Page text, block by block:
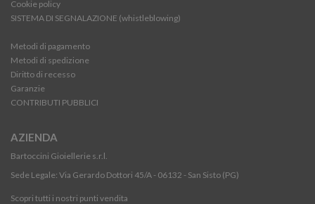
Cookie policy
SISTEMA DI SEGNALAZIONE (whistleblowing)
Metodi di pagamento
Metodi di spedizione
Diritto di recesso
Garanzie
CONTRIBUTI PUBBLICI
AZIENDA
Bartoccini Gioiellerie s.r.l.
Sede Legale: Via Gerardo Dottori 45/A - 06132 - San Sisto (PG)
Scopri tutti i nostri punti vendita